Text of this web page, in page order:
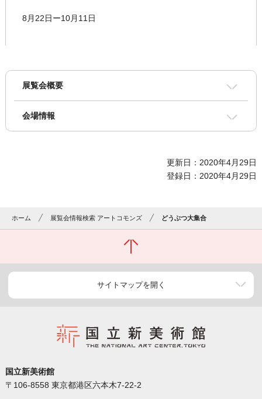
8月22日ー10月11日
展覧会概要
会場情報
更新日：2020年4月29日
登録日：2020年4月29日
ホーム 展覧会情報検索 アートコモンズ どうぶつ大集合
サイトマップを開く
国立新美術館
〒106-8558 東京都港区六本木7-22-2